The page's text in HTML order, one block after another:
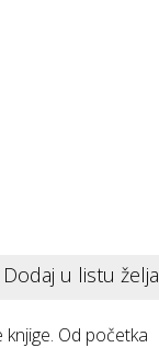
Dodaj u listu želja
Od početka